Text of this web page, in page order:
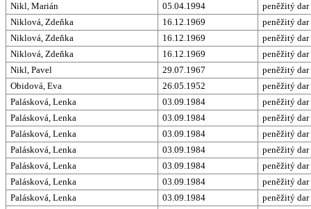
Nikl, Marián
05.04.1994
peněžitý
Niklová, Zdeňka
16.12.1969
peněžitý
Niklová, Zdeňka
16.12.1969
peněžitý
Niklová, Zdeňka
16.12.1969
peněžitý
Nikl, Pavel
29.07.1967
peněžitý
Obidová, Eva
26.05.1952
peněžitý
Palásková, Lenka
03.09.1984
peněžitý dar
Palásková, Lenka
03.09.1984
peněžitý dar
Palásková, Lenka
03.09.1984
peněžitý dar
Palásková, Lenka
03.09.1984
peněžitý dar
Palásková, Lenka
03.09.1984
peněžitý dar
Palásková, Lenka
03.09.1984
peněžitý dar
Palásková, Lenka
03.09.1984
peněžitý dar